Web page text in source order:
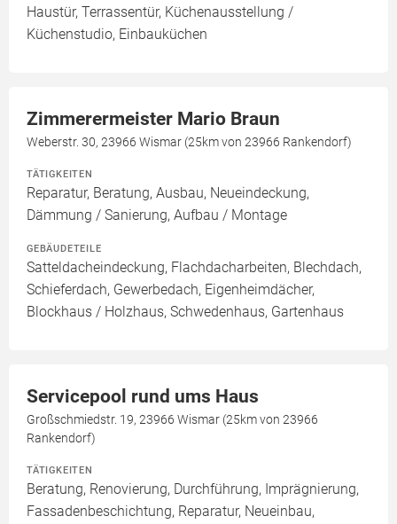
Haustür, Terrassentür, Küchenausstellung /
Küchenstudio, Einbauküchen
Zimmerermeister Mario Braun
Weberstr. 30, 23966 Wismar (25km von 23966 Rankendorf)
TÄTIGKEITEN
Reparatur, Beratung, Ausbau, Neueindeckung,
Dämmung / Sanierung, Aufbau / Montage
GEBÄUDETEILE
Satteldacheindeckung, Flachdacharbeiten, Blechdach,
Schieferdach, Gewerbedach, Eigenheimdächer,
Blockhaus / Holzhaus, Schwedenhaus, Gartenhaus
Servicepool rund ums Haus
Großschmiedstr. 19, 23966 Wismar (25km von 23966
Rankendorf)
TÄTIGKEITEN
Beratung, Renovierung, Durchführung, Imprägnierung,
Fassadenbeschichtung, Reparatur, Neueinbau,